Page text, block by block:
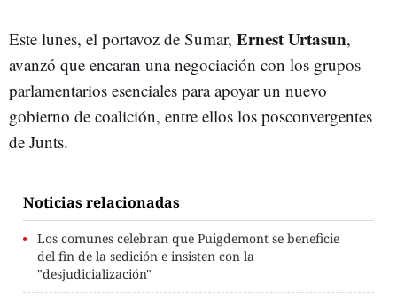
Este lunes, el portavoz de Sumar, Ernest Urtasun,
avanzó que encaran una negociación con los grupos
parlamentarios esenciales para apoyar un nuevo
gobierno de coalición, entre ellos los posconvergentes
de Junts.
Noticias relacionadas
Los comunes celebran que Puigdemont se beneficie
del fin de la sedición e insisten con la
"desjudicialización"